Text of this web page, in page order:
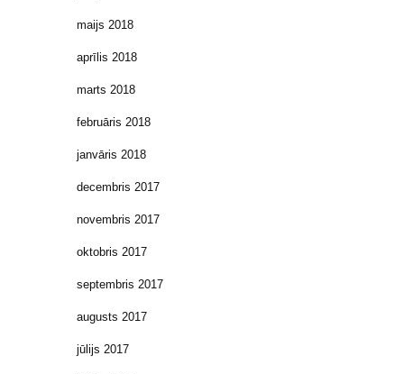
maijs 2018
aprīlis 2018
marts 2018
februāris 2018
janvāris 2018
decembris 2017
novembris 2017
oktobris 2017
septembris 2017
augusts 2017
jūlijs 2017